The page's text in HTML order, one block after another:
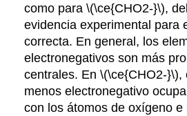
como para \(\ce{CHO2-}\),
evidencia experimental para
correcta. En general, los
electronegativos son más
centrales. En \(\ce{CHO2-
menos electronegativo
con los átomos de oxígeno